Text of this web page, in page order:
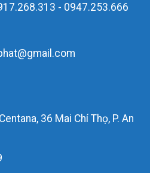
- 0947.253.666
36 Mai Chí Thọ, P. An